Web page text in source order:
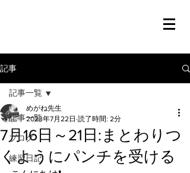
記事
記事一覧
ブログ
練習日記
記事一覧
7月16日～21日:まとわりつ
くようにパンチを受ける
めがね先生
2023年7月22日 読了時間: 2分